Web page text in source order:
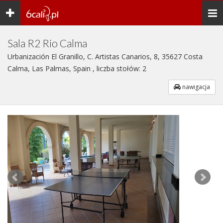
Toggle
navigation
Sala R2 Rio Calma
Urbanización El Granillo, C. Artistas Canarios, 8, 35627 Costa
Calma, Las Palmas, Spain , liczba stołów: 2
nawigacja